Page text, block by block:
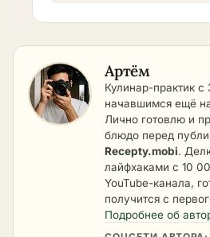
Артём
Кулинар-практик
начавшимся ещё
Лично готовлю и
блюдо перед
Recepty.mobi.
лайфхаками с 10
YouTube-канала,
получится с
Подробнее об